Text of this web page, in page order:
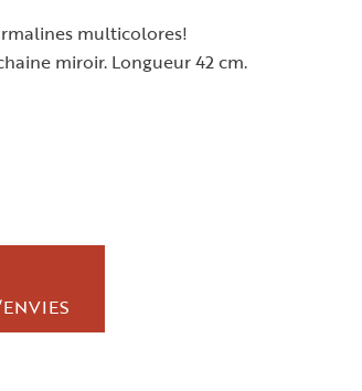
multicolores!
miroir. Longueur 42 cm.